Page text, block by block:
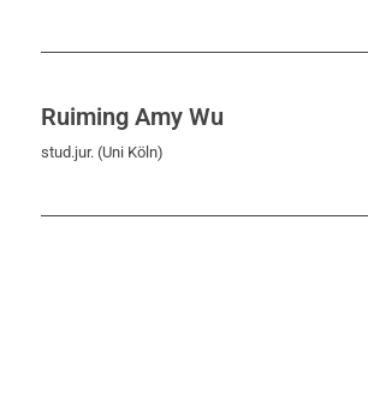
Ruiming Amy Wu
stud.jur. (Uni Köln)